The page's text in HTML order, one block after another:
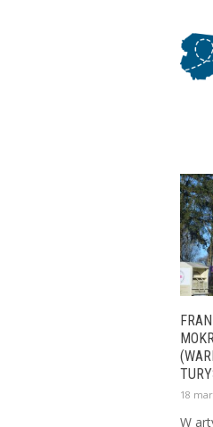
18
W